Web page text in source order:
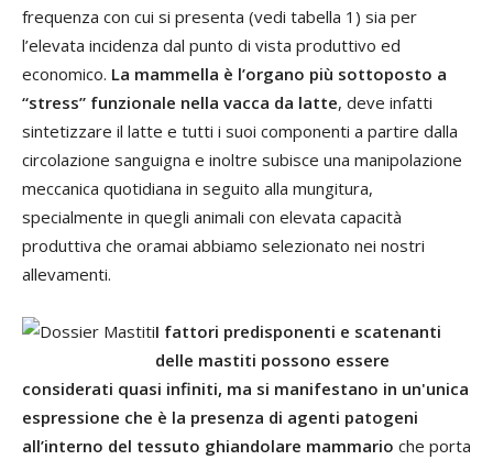
frequenza con cui si presenta (vedi tabella 1) sia per
l’elevata incidenza dal punto di vista produttivo ed
economico. La mammella è l’organo più sottoposto a
“stress” funzionale nella vacca da latte, deve infatti
sintetizzare il latte e tutti i suoi componenti a partire dalla
circolazione sanguigna e inoltre subisce una manipolazione
meccanica quotidiana in seguito alla mungitura,
specialmente in quegli animali con elevata capacità
produttiva che oramai abbiamo selezionato nei nostri
allevamenti.
I fattori predisponenti e scatenanti
delle mastiti possono essere
considerati quasi infiniti, ma si manifestano in un'unica
espressione che è la presenza di agenti patogeni
all’interno del tessuto ghiandolare mammario che porta